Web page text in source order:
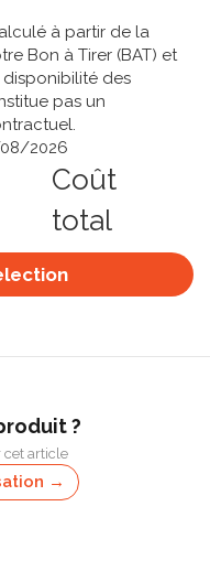
à partir de la
Bon à Tirer (BAT) et
des
pas un
2026
Coût
total
?
cet article
→